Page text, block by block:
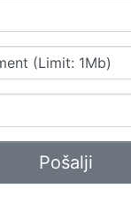
(Limit: 1Mb)